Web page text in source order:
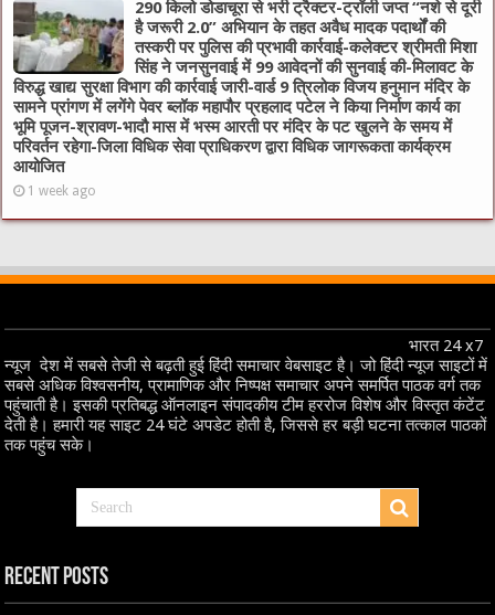
290 किलो डोडाचूरा से भरी ट्रैक्टर-ट्रॉली जप्त “नशे से दूरी
है जरूरी 2.0” अभियान के तहत अवैध मादक पदार्थों की
तस्करी पर पुलिस की प्रभावी कार्रवाई-कलेक्टर श्रीमती मिशा
सिंह ने जनसुनवाई में 99 आवेदनों की सुनवाई की-मिलावट के
विरुद्ध खाद्य सुरक्षा विभाग की कार्रवाई जारी-वार्ड 9 त्रिलोक विजय हनुमान मंदिर के
सामने प्रांगण में लगेंगे पेवर ब्लॉक महापौर प्रहलाद पटेल ने किया निर्माण कार्य का
भूमि पूजन-श्रावण-भादौ मास में भस्म आरती पर मंदिर के पट खुलने के समय में
परिवर्तन रहेगा-जिला विधिक सेवा प्राधिकरण द्वारा विधिक जागरूकता कार्यक्रम
आयोजित
1 week ago
भारत 24 x7
न्यूज देश में सबसे तेजी से बढ़ती हुई हिंदी समाचार वेबसाइट है। जो हिंदी न्यूज साइटों में
सबसे अधिक विश्वसनीय, प्रामाणिक और निष्पक्ष समाचार अपने समर्पित पाठक वर्ग तक
पहुंचाती है। इसकी प्रतिबद्ध ऑनलाइन संपादकीय टीम हररोज विशेष और विस्तृत कंटेंट
देती है। हमारी यह साइट 24 घंटे अपडेट होती है, जिससे हर बड़ी घटना तत्काल पाठकों
तक पहुंच सके।
Recent Posts